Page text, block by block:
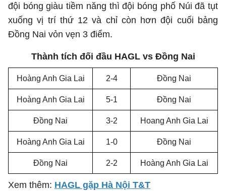
đội bóng giàu tiềm năng thì đội bóng phố Núi đã tụt
xuống vị trí thứ 12 và chỉ còn hơn đội cuối bảng
Đồng Nai vỏn vẹn 3 điểm.
Thành tích đối đầu HAGL vs Đồng Nai
Hoàng Anh Gia Lai 2-4 Đồng Nai
Hoàng Anh Gia Lai 5-1 Đồng Nai
Đồng Nai 3-2 Hoang Anh Gia Lai
Hoàng Anh Gia Lai 1-0 Đồng Nai
Đồng Nai 2-2 Hoàng Anh Gia Lai
Xem thêm: HAGL gặp Hà Nội T&T